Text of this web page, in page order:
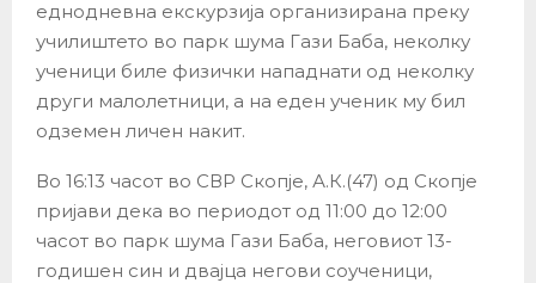
еднодневна екскурзија организирана преку
училиштето во парк шума Гази Баба, неколку
ученици биле физички нападнати од неколку
други малолетници, а на еден ученик му бил
одземен личен накит.
Во 16:13 часот во СВР Скопје, А.К.(47) од Скопје
пријави дека во периодот од 11:00 до 12:00
часот во парк шума Гази Баба, неговиот 13-
годишен син и двајца негови соученици,